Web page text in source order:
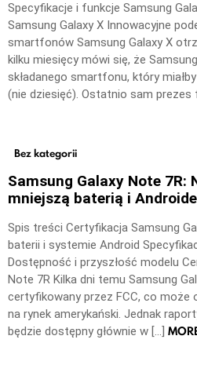
Specyfikacje i funkcje Samsung
Samsung Galaxy X Innowacyjne
smartfonów Samsung Galaxy X
kilku miesięcy mówi się, że
składanego smartfonu, który
(nie dziesięć). Ostatnio sam prezes
Bez kategorii
Samsung Galaxy Note 7R:
mniejszą baterią i
Spis treści Certyfikacja Samsung
baterii i systemie Android
Dostępność i przyszłość modelu
Note 7R Kilka dni temu Samsung
certyfikowany przez FCC, co może
na rynek amerykański. Jednak
będzie dostępny głównie w […]